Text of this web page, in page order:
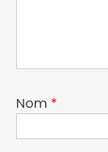
Nom *